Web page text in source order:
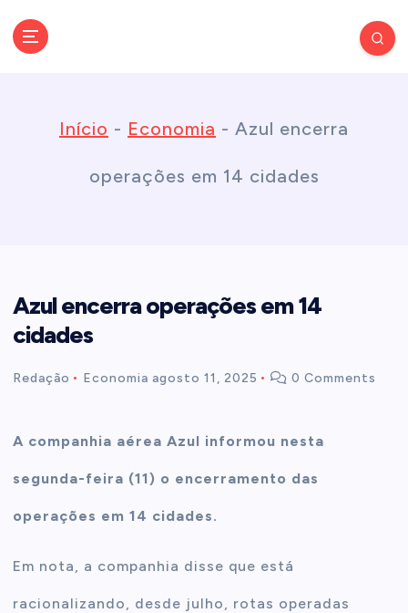
Início - Economia - Azul encerra
operações em 14 cidades
Azul encerra operações em 14
cidades
Redação Economia agosto 11, 2025 0 Comments
A companhia aérea Azul informou nesta
segunda-feira (11) o encerramento das
operações em 14 cidades.
Em nota, a companhia disse que está
racionalizando, desde julho, rotas operadas